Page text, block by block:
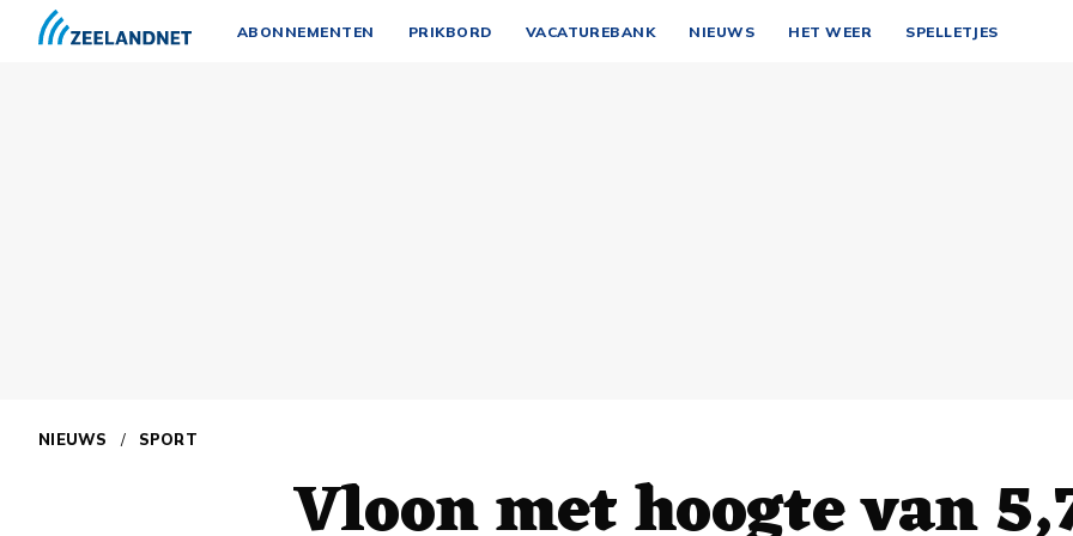
ABONNEMENTEN PRIKBORD VACATUREBANK NIEUWS HET WEER SPELLETJES
NIEUWS / SPORT